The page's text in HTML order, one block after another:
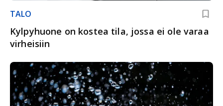
TALO
Kylpyhuone on kostea tila, jossa ei ole varaa
virheisiin